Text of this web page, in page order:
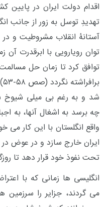
اقدام دولت ایران در پایین
تهدیدِ توسل به زور از جانب
آستانۀ انقلاب مشروطیت و
توان رویارویی با ابرقدرت آن
توافق کرد تا زمان حل
شد و به رغم بی میلی شیوخ
چه برسد به اشغال آنها، به
واقع انگلستان با این کار می
ایران خارج سازد و در عوض
تحت نفوذ خود قرار دهد تا
انگلیسی ها زمانی که با
می گردند، جزایر را